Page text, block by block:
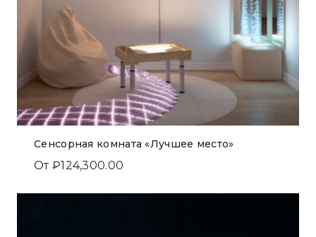
Сенсорная комната «Лучшее место»
От ₽124,300.00